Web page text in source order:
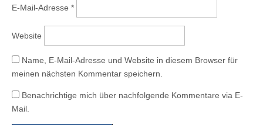
E-Mail-Adresse *
Website
Name, E-Mail-Adresse und Website in diesem Browser für
meinen nächsten Kommentar speichern.
Benachrichtige mich über nachfolgende Kommentare via E-
Mail.